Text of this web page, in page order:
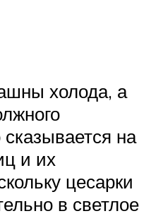
холода, а
на
и их
цесарки
в светлое